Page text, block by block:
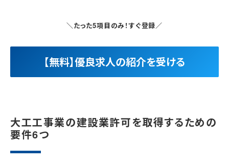
＼たった5項目のみ！すぐ登録／
【無料】優良求人の紹介を受ける
大工工事業の建設業許可を取得するための
要件6つ